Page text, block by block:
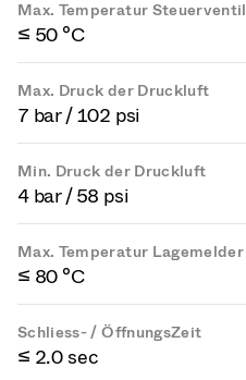
Max. Temperatur Steuerventil
≤ 50 °C
Max. Druck der Druckluft
7 bar / 102 psi
Min. Druck der Druckluft
4 bar / 58 psi
Max. Temperatur Lagemelder
≤ 80 °C
Schliess- / ÖffnungsZeit
≤ 2.0 sec